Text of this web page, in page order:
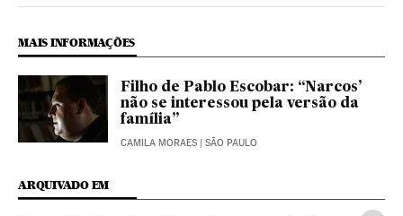
MAIS INFORMAÇÕES
Filho de Pablo Escobar: “Narcos’
não se interessou pela versão da
família”
CAMILA MORAES | SÃO PAULO
ARQUIVADO EM